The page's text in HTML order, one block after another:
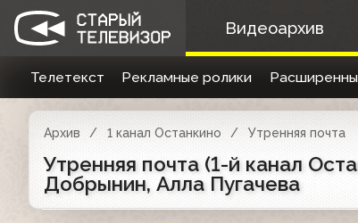
Видеоархив
Телетекст Рекламные ролики
Архив 1 канал Останкино Утренняя почта
Утренняя почта (1-й канал
Добрынин, Алла Пугачева